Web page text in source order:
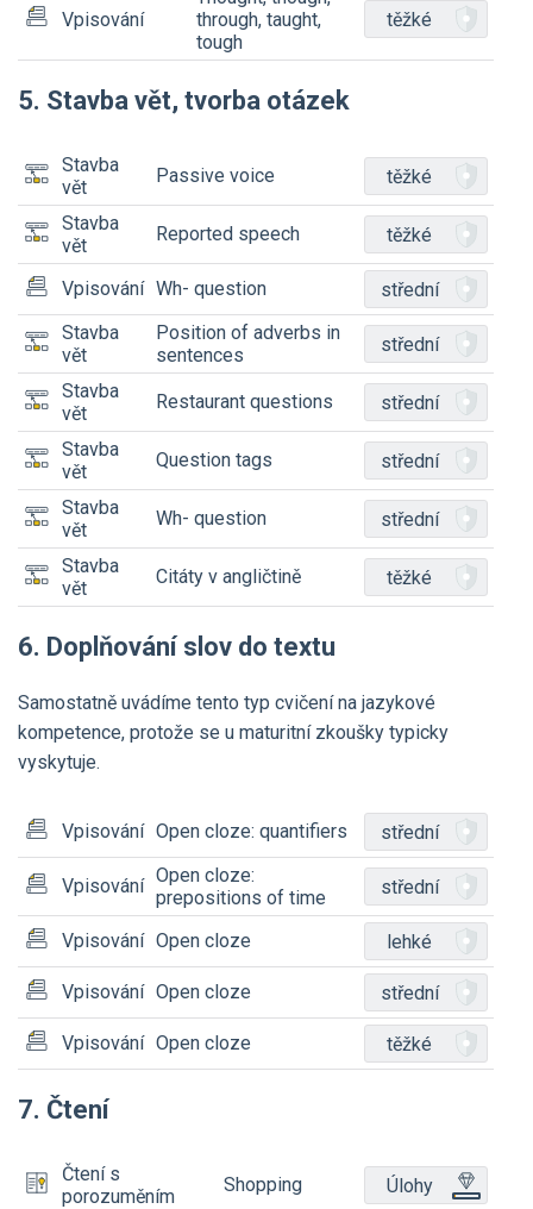
Vpisování
through, taught,
tough
těžké
5. Stavba vět, tvorba otázek
Stavba
vět
Passive voice těžké
Stavba
vět
Reported speech těžké
Vpisování Wh- question
střední
Stavba
vět
Position of adverbs in
sentences
střední
Stavba
vět
Restaurant questions střední
Stavba
vět
Question tags střední
Stavba
vět
Wh- question střední
Stavba
vět
Citáty v angličtině těžké
6. Doplňování slov do textu
Samostatně uvádíme tento typ cvičení na jazykové
kompetence, protože se u maturitní zkoušky typicky
vyskytuje.
Vpisování Open cloze: quantifiers střední
Vpisování Open cloze:
prepositions of time
střední
Vpisování Open cloze lehké
Vpisování Open cloze střední
Vpisování Open cloze těžké
7. Čtení
Čtení s
porozuměním
Shopping Úlohy